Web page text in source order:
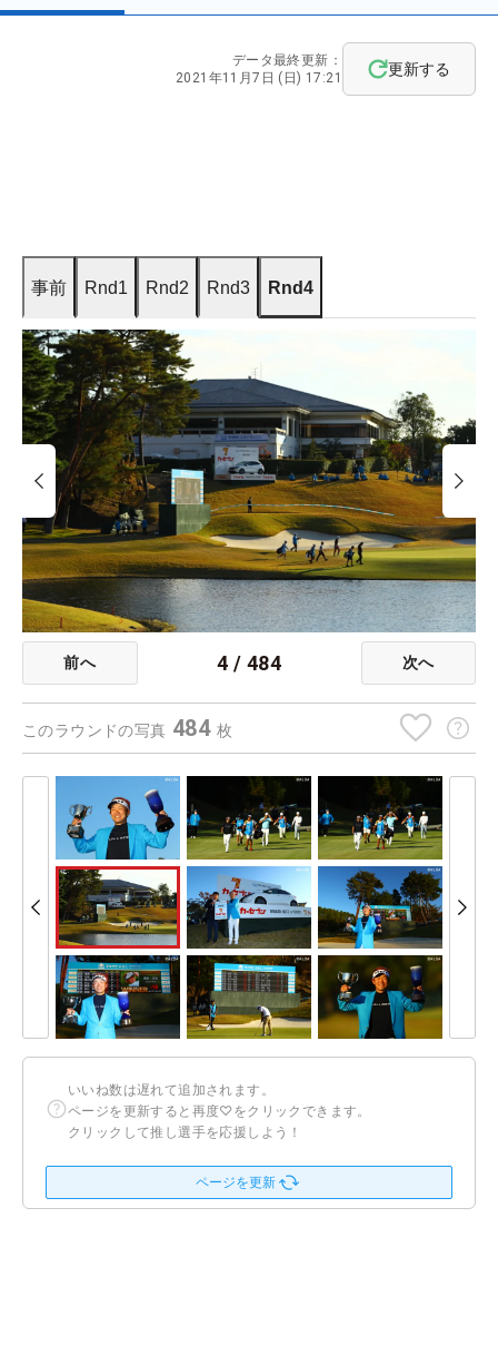
データ最終更新：
2021年11月7日 (日) 17:21
更新する
事前 Rnd1 Rnd2 Rnd3 Rnd4
前へ 4 / 484 次へ
このラウンドの写真 484 枚
いいね数は遅れて追加されます。
ページを更新すると再度♡をクリックできます。
クリックして推し選手を応援しよう！
ページを更新